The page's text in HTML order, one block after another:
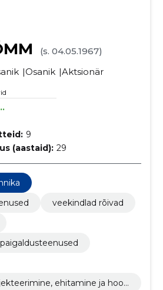
(s. 04.05.1967)
Osanik Aktsionär
9
(aastaid): 29
veekindlad rõivad
ehitamine ja hool